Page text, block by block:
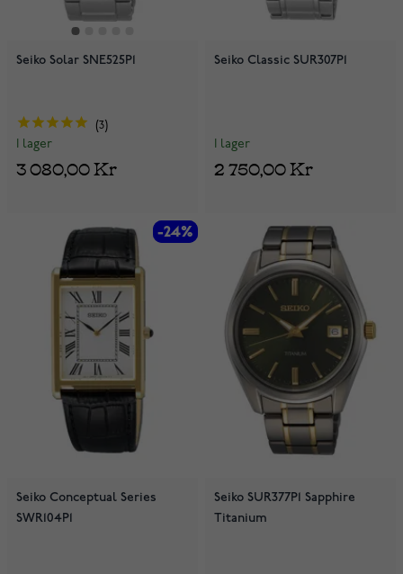
Seiko Solar SNE525P1
3
I lager
3 080,00 Kr
Seiko Classic SUR307P1
I lager
2 750,00 Kr
-24%
-24%
Seiko Conceptual Series
SWR104P1
Seiko SUR377P1 Sapphire
Titanium